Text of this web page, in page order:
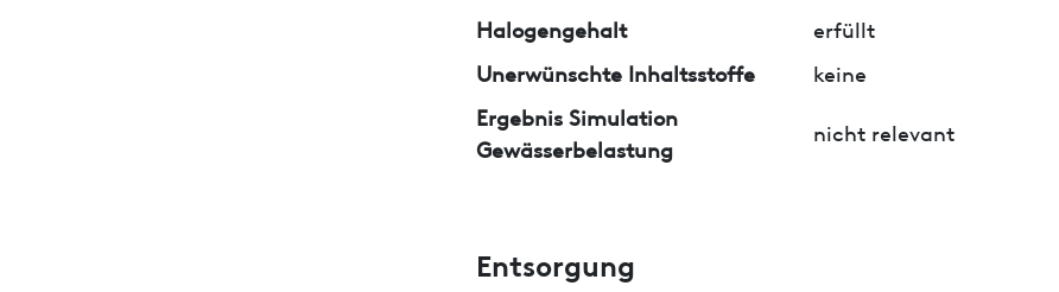
Halogengehalt
erfüllt
Unerwünschte Inhaltsstoffe
keine
Ergebnis Simulation
Gewässerbelastung
nicht relevant
Entsorgung